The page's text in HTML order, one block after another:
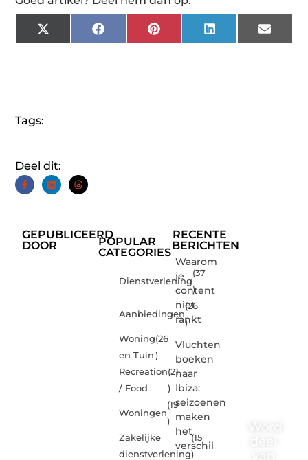
X
(Twitter)
FacebookPinterestLinkedInEmail
Tags:
Deel dit:
GEPUBLICEERD
DOOR
POPULAR
CATEGORIES
Dienstverlening
(37
)
Aanbiedingen
(26
)
Woning
en Tuin
(26
)
Recreation
/ Food
(21
)
Woningen
(19
)
Zakelijke
dienstverlening
(15
)
RECENTE
BERICHTEN
Waarom
je
content
niet
rankt
Vluchten
boeken
naar
Ibiza:
seizoenen
maken
het
verschil